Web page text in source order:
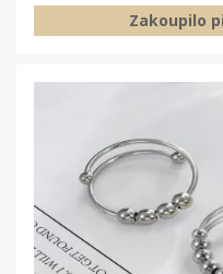
Zakoupilo